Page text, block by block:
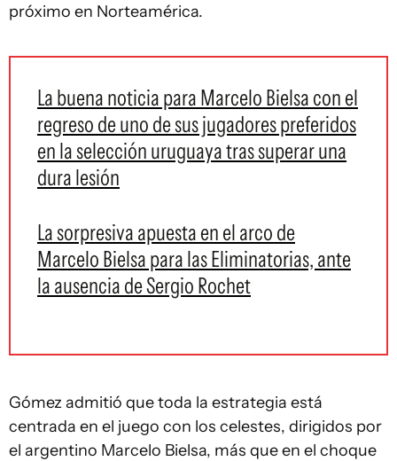
próximo en Norteamérica.
La buena noticia para Marcelo Bielsa con el
regreso de uno de sus jugadores preferidos
en la selección uruguaya tras superar una
dura lesión
La sorpresiva apuesta en el arco de
Marcelo Bielsa para las Eliminatorias, ante
la ausencia de Sergio Rochet
Gómez admitió que toda la estrategia está
centrada en el juego con los celestes, dirigidos por
el argentino Marcelo Bielsa, más que en el choque